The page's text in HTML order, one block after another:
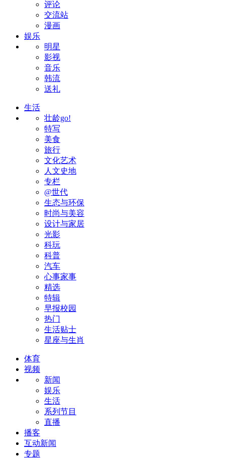
评论
交流站
漫画
娱乐
明星
影视
音乐
韩流
送礼
生活
壮龄go!
特写
美食
旅行
文化艺术
人文史地
专栏
@世代
生态与环保
时尚与美容
设计与家居
光影
科玩
科普
汽车
心事家事
精选
特辑
早报校园
热门
生活贴士
星座与生肖
体育
视频
新闻
娱乐
生活
系列节目
直播
播客
互动新闻
专题